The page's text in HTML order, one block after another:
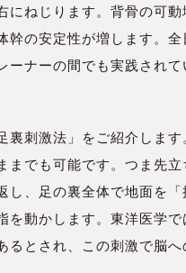
にねじります。背骨の可
幹の安定性が増します。
ーナーの間でも実践され
裏刺激法」をご紹介しま
までも可能です。つま先立
し、足の裏全体で地面を「
を動かします。東洋医学
るとされ、この刺激で脳へ